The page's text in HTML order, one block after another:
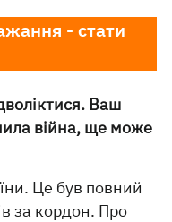
- стати
Ваш
війна, ще може
Це був повний
за кордон. Про